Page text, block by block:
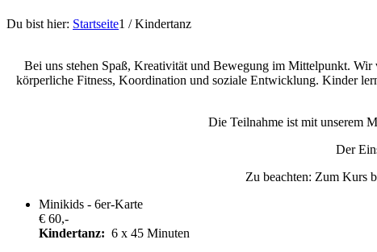
Du bist hier: Startseite1 / Kindertanz
Bei uns stehen Spaß, Kreativität und Bewegung im Mittelpunkt.
körperliche Fitness, Koordination und soziale Entwicklung. Kinder
Die Teilnahme ist mit unserem
Der
Zu beachten: Zum Kurs
Minikids - 6er-Karte
€ 60,-
Kindertanz: 6 x 45 Minuten